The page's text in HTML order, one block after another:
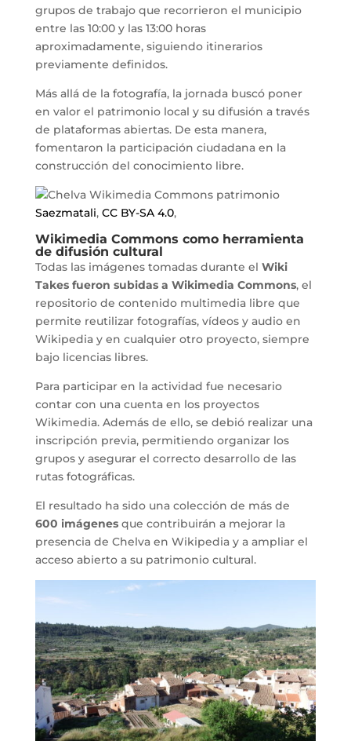
grupos de trabajo que recorrieron el municipio
entre las 10:00 y las 13:00 horas
aproximadamente, siguiendo itinerarios
previamente definidos.
Más allá de la fotografía, la jornada buscó poner
en valor el patrimonio local y su difusión a través
de plataformas abiertas. De esta manera,
fomentaron la participación ciudadana en la
construcción del conocimiento libre.
Saezmatali, CC BY-SA 4.0,
Wikimedia Commons como herramienta
de difusión cultural
Todas las imágenes tomadas durante el Wiki
Takes fueron subidas a Wikimedia Commons, el
repositorio de contenido multimedia libre que
permite reutilizar fotografías, vídeos y audio en
Wikipedia y en cualquier otro proyecto, siempre
bajo licencias libres.
Para participar en la actividad fue necesario
contar con una cuenta en los proyectos
Wikimedia. Además de ello, se debió realizar una
inscripción previa, permitiendo organizar los
grupos y asegurar el correcto desarrollo de las
rutas fotográficas.
El resultado ha sido una colección de más de
600 imágenes que contribuirán a mejorar la
presencia de Chelva en Wikipedia y a ampliar el
acceso abierto a su patrimonio cultural.